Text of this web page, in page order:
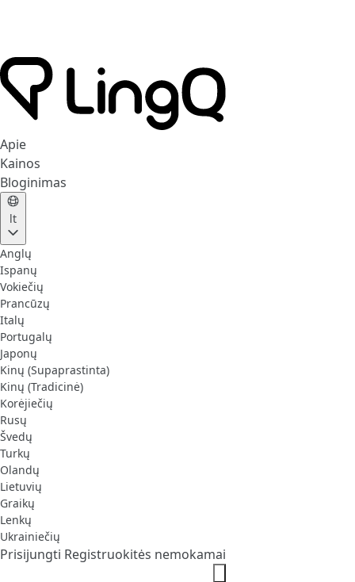
Apie
Kainos
Bloginimas
lt
Anglų
Ispanų
Vokiečių
Prancūzų
Italų
Portugalų
Japonų
Kinų (Supaprastinta)
Kinų (Tradicinė)
Korėjiečių
Rusų
Švedų
Turkų
Olandų
Lietuvių
Graikų
Lenkų
Ukrainiečių
Prisijungti Registruokitės nemokamai